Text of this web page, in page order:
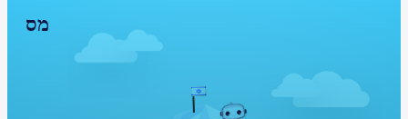
מס